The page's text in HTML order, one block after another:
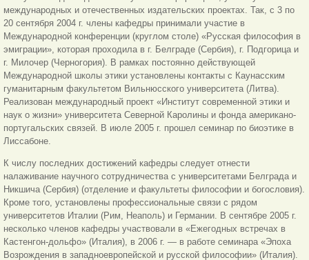
международных и отечественных издательских проектах. Так, с 3 по
20 сентября 2004 г. члены кафедры принимали участие в
Международной конференции (круглом столе) «Русская философия в
эмиграции», которая проходила в г. Белграде (Сербия), г. Подгорица и
г. Милочер (Черногория). В рамках постоянно действующей
Международной школы этики установлены контакты с Каунасским
гуманитарным факультетом Вильнюсского университета (Литва).
Реализован международный проект «Институт современной этики и
наук о жизни» университета Северной Каролины и фонда американо-
португальских связей. В июле 2005 г. прошел семинар по биоэтике в
Лиссабоне.
К числу последних достижений кафедры следует отнести
налаживание научного сотрудничества с университетами Белграда и
Никшича (Сербия) (отделение и факультеты философии и богословия).
Кроме того, установлены профессиональные связи с рядом
университетов Италии (Рим, Неаполь) и Германии. В сентябре 2005 г.
несколько членов кафедры участвовали в «Ежегодных встречах в
Кастенгон-дольфо» (Италия), в 2006 г. — в работе семинара «Эпоха
Возрождения в западноевропейской и русской философии» (Италия).